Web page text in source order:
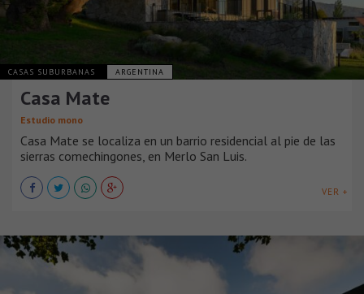
CASAS SUBURBANAS ARGENTINA
Casa Mate
Estudio mono
Casa Mate se localiza en un barrio residencial al pie de las
sierras comechingones, en Merlo San Luis.
VER +